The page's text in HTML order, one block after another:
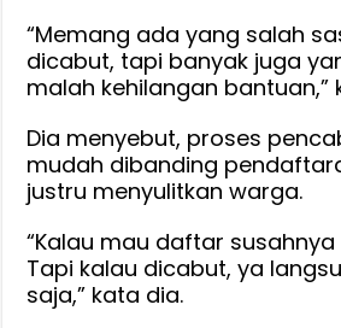
“Memang ada yang salah
dicabut, tapi banyak juga
malah kehilangan bantuan,”
Dia menyebut, proses
mudah dibanding
justru menyulitkan warga.
“Kalau mau daftar
Tapi kalau dicabut, ya
saja,” kata dia.